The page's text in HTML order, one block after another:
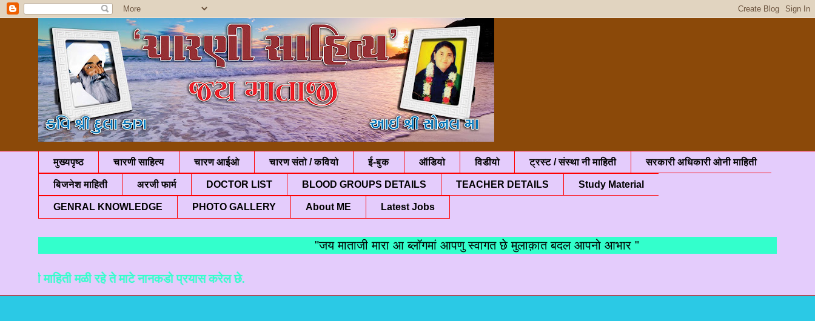
मुख्यपृष्ठ चारणी साहित्य चारण आईओ चारण संतो / कवियो ई-बुक ऑडियो विडीयो ट्रस्ट / संस्था नी माहिती सरकारी अधिकारी ओनी माहिती
बिजनेश माहिती अरजी फार्म DOCTOR LIST BLOOD GROUPS DETAILS TEACHER DETAILS Study Material
GENRAL KNOWLEDGE PHOTO GALLERY About ME Latest Jobs
"जय माताजी मारा आ ब्लॉगमां आपणु स्वागत छे मुलाक़ात बदल आपनो आभार "
मळी रहे ते माटे नानकडो प्रयास करेल छे.